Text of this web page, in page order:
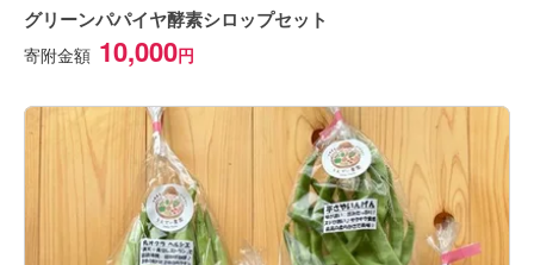
グリーンパパイヤ酵素シロップセット
寄附金額 10,000